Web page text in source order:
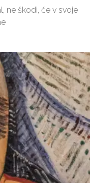
ne škodi, če v svoje